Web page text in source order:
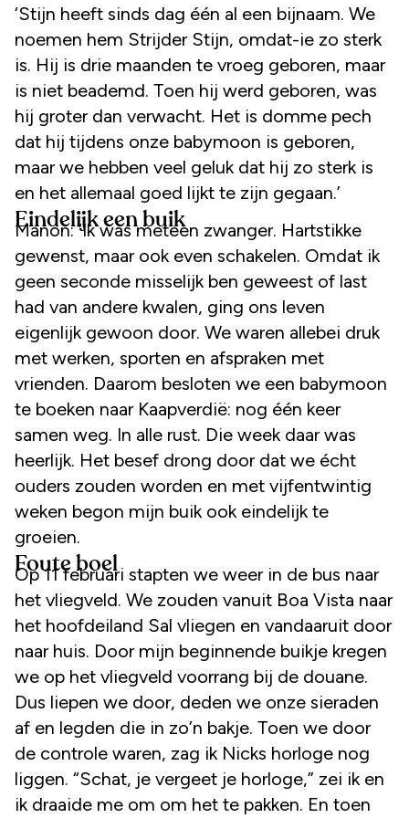
‘Stijn heeft sinds dag één al een bijnaam. We
noemen hem Strijder Stijn, omdat-ie zo sterk
is. Hij is drie maanden te vroeg geboren, maar
is niet beademd. Toen hij werd geboren, was
hij groter dan verwacht. Het is domme pech
dat hij tijdens onze babymoon is geboren,
maar we hebben veel geluk dat hij zo sterk is
en het allemaal goed lijkt te zijn gegaan.’
Eindelijk een buik
Manon: ‘Ik was meteen zwanger. Hartstikke
gewenst, maar ook even schakelen. Omdat ik
geen seconde misselijk ben geweest of last
had van andere kwalen, ging ons leven
eigenlijk gewoon door. We waren allebei druk
met werken, sporten en afspraken met
vrienden. Daarom besloten we een babymoon
te boeken naar Kaapverdië: nog één keer
samen weg. In alle rust. Die week daar was
heerlijk. Het besef drong door dat we écht
ouders zouden worden en met vijfentwintig
weken begon mijn buik ook eindelijk te
groeien.
Foute boel
Op 11 februari stapten we weer in de bus naar
het vliegveld. We zouden vanuit Boa Vista naar
het hoofdeiland Sal vliegen en vandaaruit door
naar huis. Door mijn beginnende buikje kregen
we op het vliegveld voorrang bij de douane.
Dus liepen we door, deden we onze sieraden
af en legden die in zo’n bakje. Toen we door
de controle waren, zag ik Nicks horloge nog
liggen. “Schat, je vergeet je horloge,” zei ik en
ik draaide me om om het te pakken. En toen